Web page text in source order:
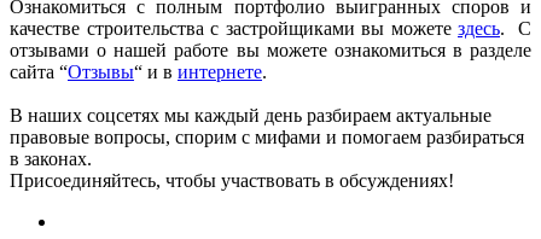
Ознакомиться с полным портфолио выигранных споров и
качестве строительства с застройщиками вы можете здесь. С
отзывами о нашей работе вы можете ознакомиться в разделе
сайта “Отзывы“ и в интернете.
В наших соцсетях мы каждый день разбираем актуальные
правовые вопросы, спорим с мифами и помогаем разбираться
в законах.
Присоединяйтесь, чтобы участвовать в обсуждениях!